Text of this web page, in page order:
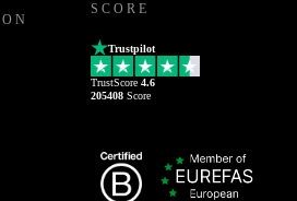
SCORE
Trustpilot
TrustScore 4.6
205408 Score